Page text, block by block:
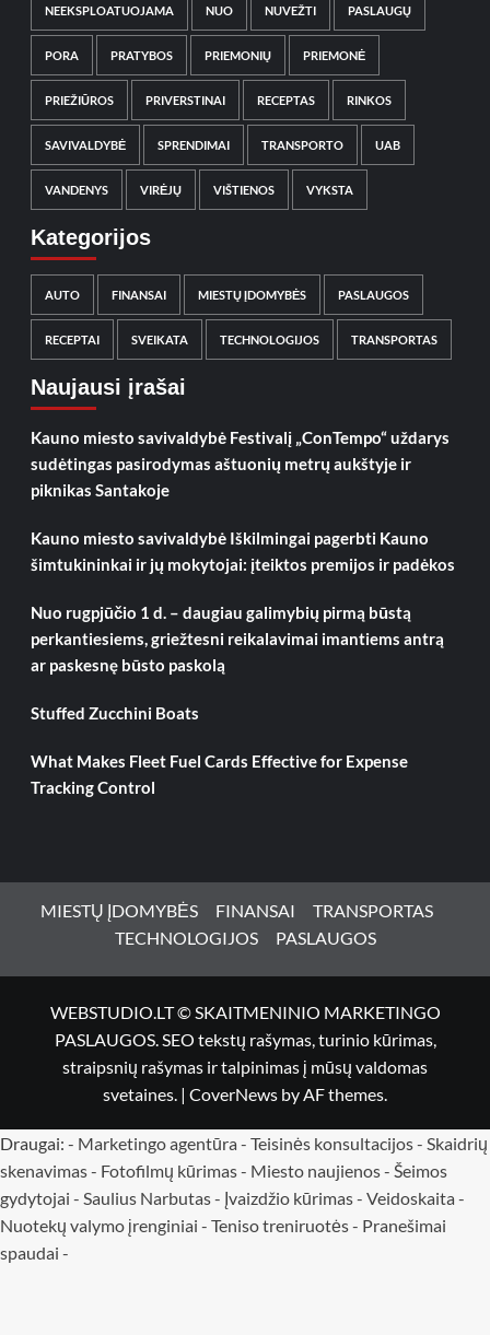
NEEKSPLOATUOJAMA NUO NUVEŽTI PASLAUGŲ
PORA PRATYBOS PRIEMONIŲ PRIEMONĖ
PRIEŽIŪROS PRIVERSTINAI RECEPTAS RINKOS
SAVIVALDYBĖ SPRENDIMAI TRANSPORTO UAB
VANDENYS VIRĖJŲ VIŠTIENOS VYKSTA
Kategorijos
AUTO FINANSAI MIESTŲ ĮDOMYBĖS PASLAUGOS
RECEPTAI SVEIKATA TECHNOLOGIJOS TRANSPORTAS
Naujausi įrašai
Kauno miesto savivaldybė Festivalį „ConTempo“ uždarys
sudėtingas pasirodymas aštuonių metrų aukštyje ir
piknikas Santakoje
Kauno miesto savivaldybė Iškilmingai pagerbti Kauno
šimtukininkai ir jų mokytojai: įteiktos premijos ir padėkos
Nuo rugpjūčio 1 d. – daugiau galimybių pirmą būstą
perkantiesiems, griežtesni reikalavimai imantiems antrą
ar paskesnę būsto paskolą
Stuffed Zucchini Boats
What Makes Fleet Fuel Cards Effective for Expense
Tracking Control
MIESTŲ ĮDOMYBĖS FINANSAI
TRANSPORTAS
TECHNOLOGIJOS
PASLAUGOS
WEBSTUDIO.LT © SKAITMENINIO MARKETINGO
PASLAUGOS. SEO tekstų rašymas, turinio kūrimas,
straipsnių rašymas ir talpinimas į mūsų valdomas
svetaines. | CoverNews by AF themes.
Draugai: - Marketingo agentūra - Teisinės konsultacijos- Skaidrių
skenavimas- Fotofilmų kūrimas- Miesto naujienos- Šeimos
gydytojai - Saulius Narbutas- Įvaizdžio kūrimas- Veidoskaita -
Nuotekų valymo įrenginiai - Teniso treniruotės- Pranešimai
spaudai -